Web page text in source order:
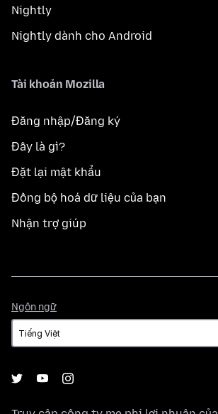
Nightly
Nightly dành cho Android
Tài khoản Mozilla
Đăng nhập/Đăng ký
Đây là gì?
Đặt lại mật khẩu
Đồng bộ hoá dữ liệu của bạn
Nhận trợ giúp
Ngôn ngữ
ngữ